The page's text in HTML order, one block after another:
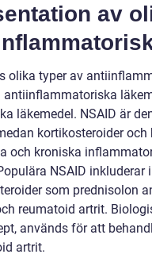
av
olika typer av
antiinflammatoriska
läkemedel. NSAID är
kortikosteroider
och kroniska
NSAID
som prednisolon
reumatoid artrit.
används för att
artrit.